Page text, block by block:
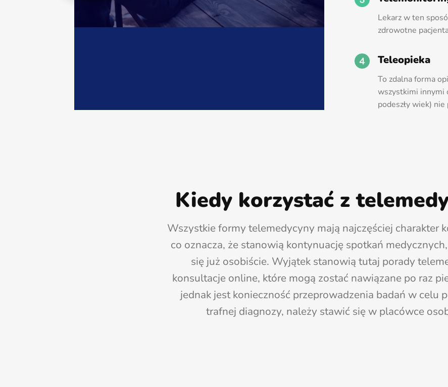
Lekarz w ten
zdrowotne
Teleopieka
To zdalna forma
wszystkimi innymi
podeszły wiek)
Kiedy korzystać z
Wszystkie formy telemedycyny mają najczęściej charakter
co oznacza, że stanowią kontynuację spotkań
się już osobiście. Wyjątek stanowią tutaj porady
konsultacje online, które mogą zostać nawiązane po raz
jednak jest konieczność przeprowadzenia badań w celu
trafnej diagnozy, należy stawić się w placówce